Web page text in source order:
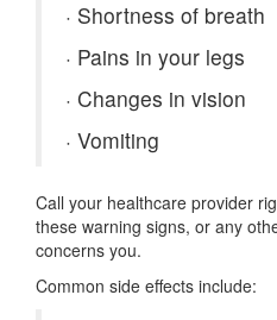
· Shortness of breath
· Pains in your legs
· Changes in vision
· Vomiting
Call your healthcare provider
these warning signs, or any
concerns you.
Common side effects include: